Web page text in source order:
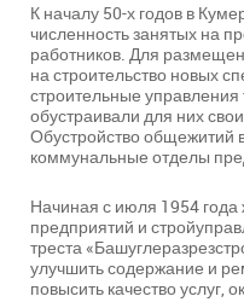
К началу 50-х годов в
численность занятых на
работников. Для
на строительство новых
строительные управления
обустраивали для них
Обустройство общежитий
коммунальные отделы
Начиная с июля 1954
предприятий и
треста
улучшить содержание и
повысить качество